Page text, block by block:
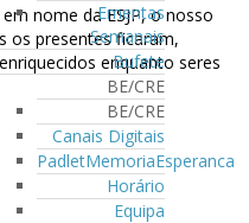
Ementas
Semanais
Bufete
BE/CRE
BE/CRE
Canais Digitais
PadletMemoriaEsperanca
Horário
Equipa
nome da ESJP, o nosso
os presentes ficaram,
enquanto seres